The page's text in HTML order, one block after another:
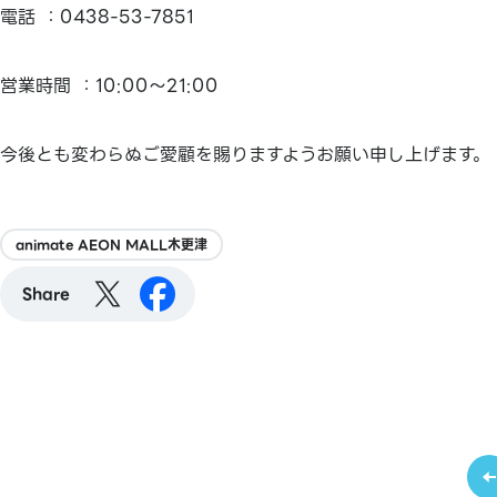
電話 ：0438-53-7851
営業時間 ：10:00～21:00
今後とも変わらぬご愛顧を賜りますようお願い申し上げます。
animate AEON MALL木更津
Share